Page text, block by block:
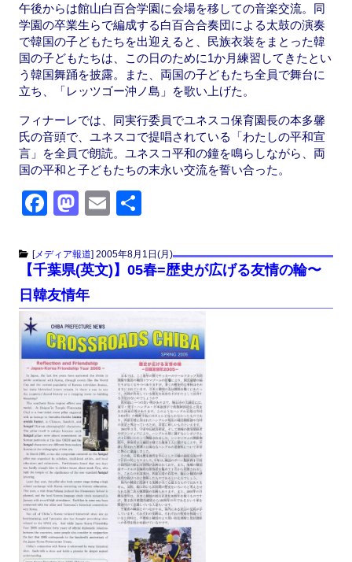
午後からは館山白百合学園に会場を移しての音楽交流。同
学園の卒業生らで編成する白百合合奏団による太鼓の演奏
で韓国の子どもたちを出迎えると、民族衣装をまとった韓
国の子どもたちは、この日のために1か月練習してきたとい
う韓国舞踊を披露。また、両国の子どもたち全員で舞台に
立ち、「レッツゴー沖ノ島」を歌い上げた。
フィナーレでは、同実行委員でユネスコ保育園長の本多馨
氏の音頭で、ユネスコで提唱されている「わたしの平和宣
言」を全員で朗読。ユネスコ平和の鐘を鳴らしながら、両
国の平和と子どもたちの末永い交流を誓い合った。
F
c
e
b
o
o
k
M
st
o
d
o
n
E
ail
[メディア報道] 2005年8月1日(月)
【千葉県(英文)】05春=歴史が広げる友情の輪〜
日韓友情年